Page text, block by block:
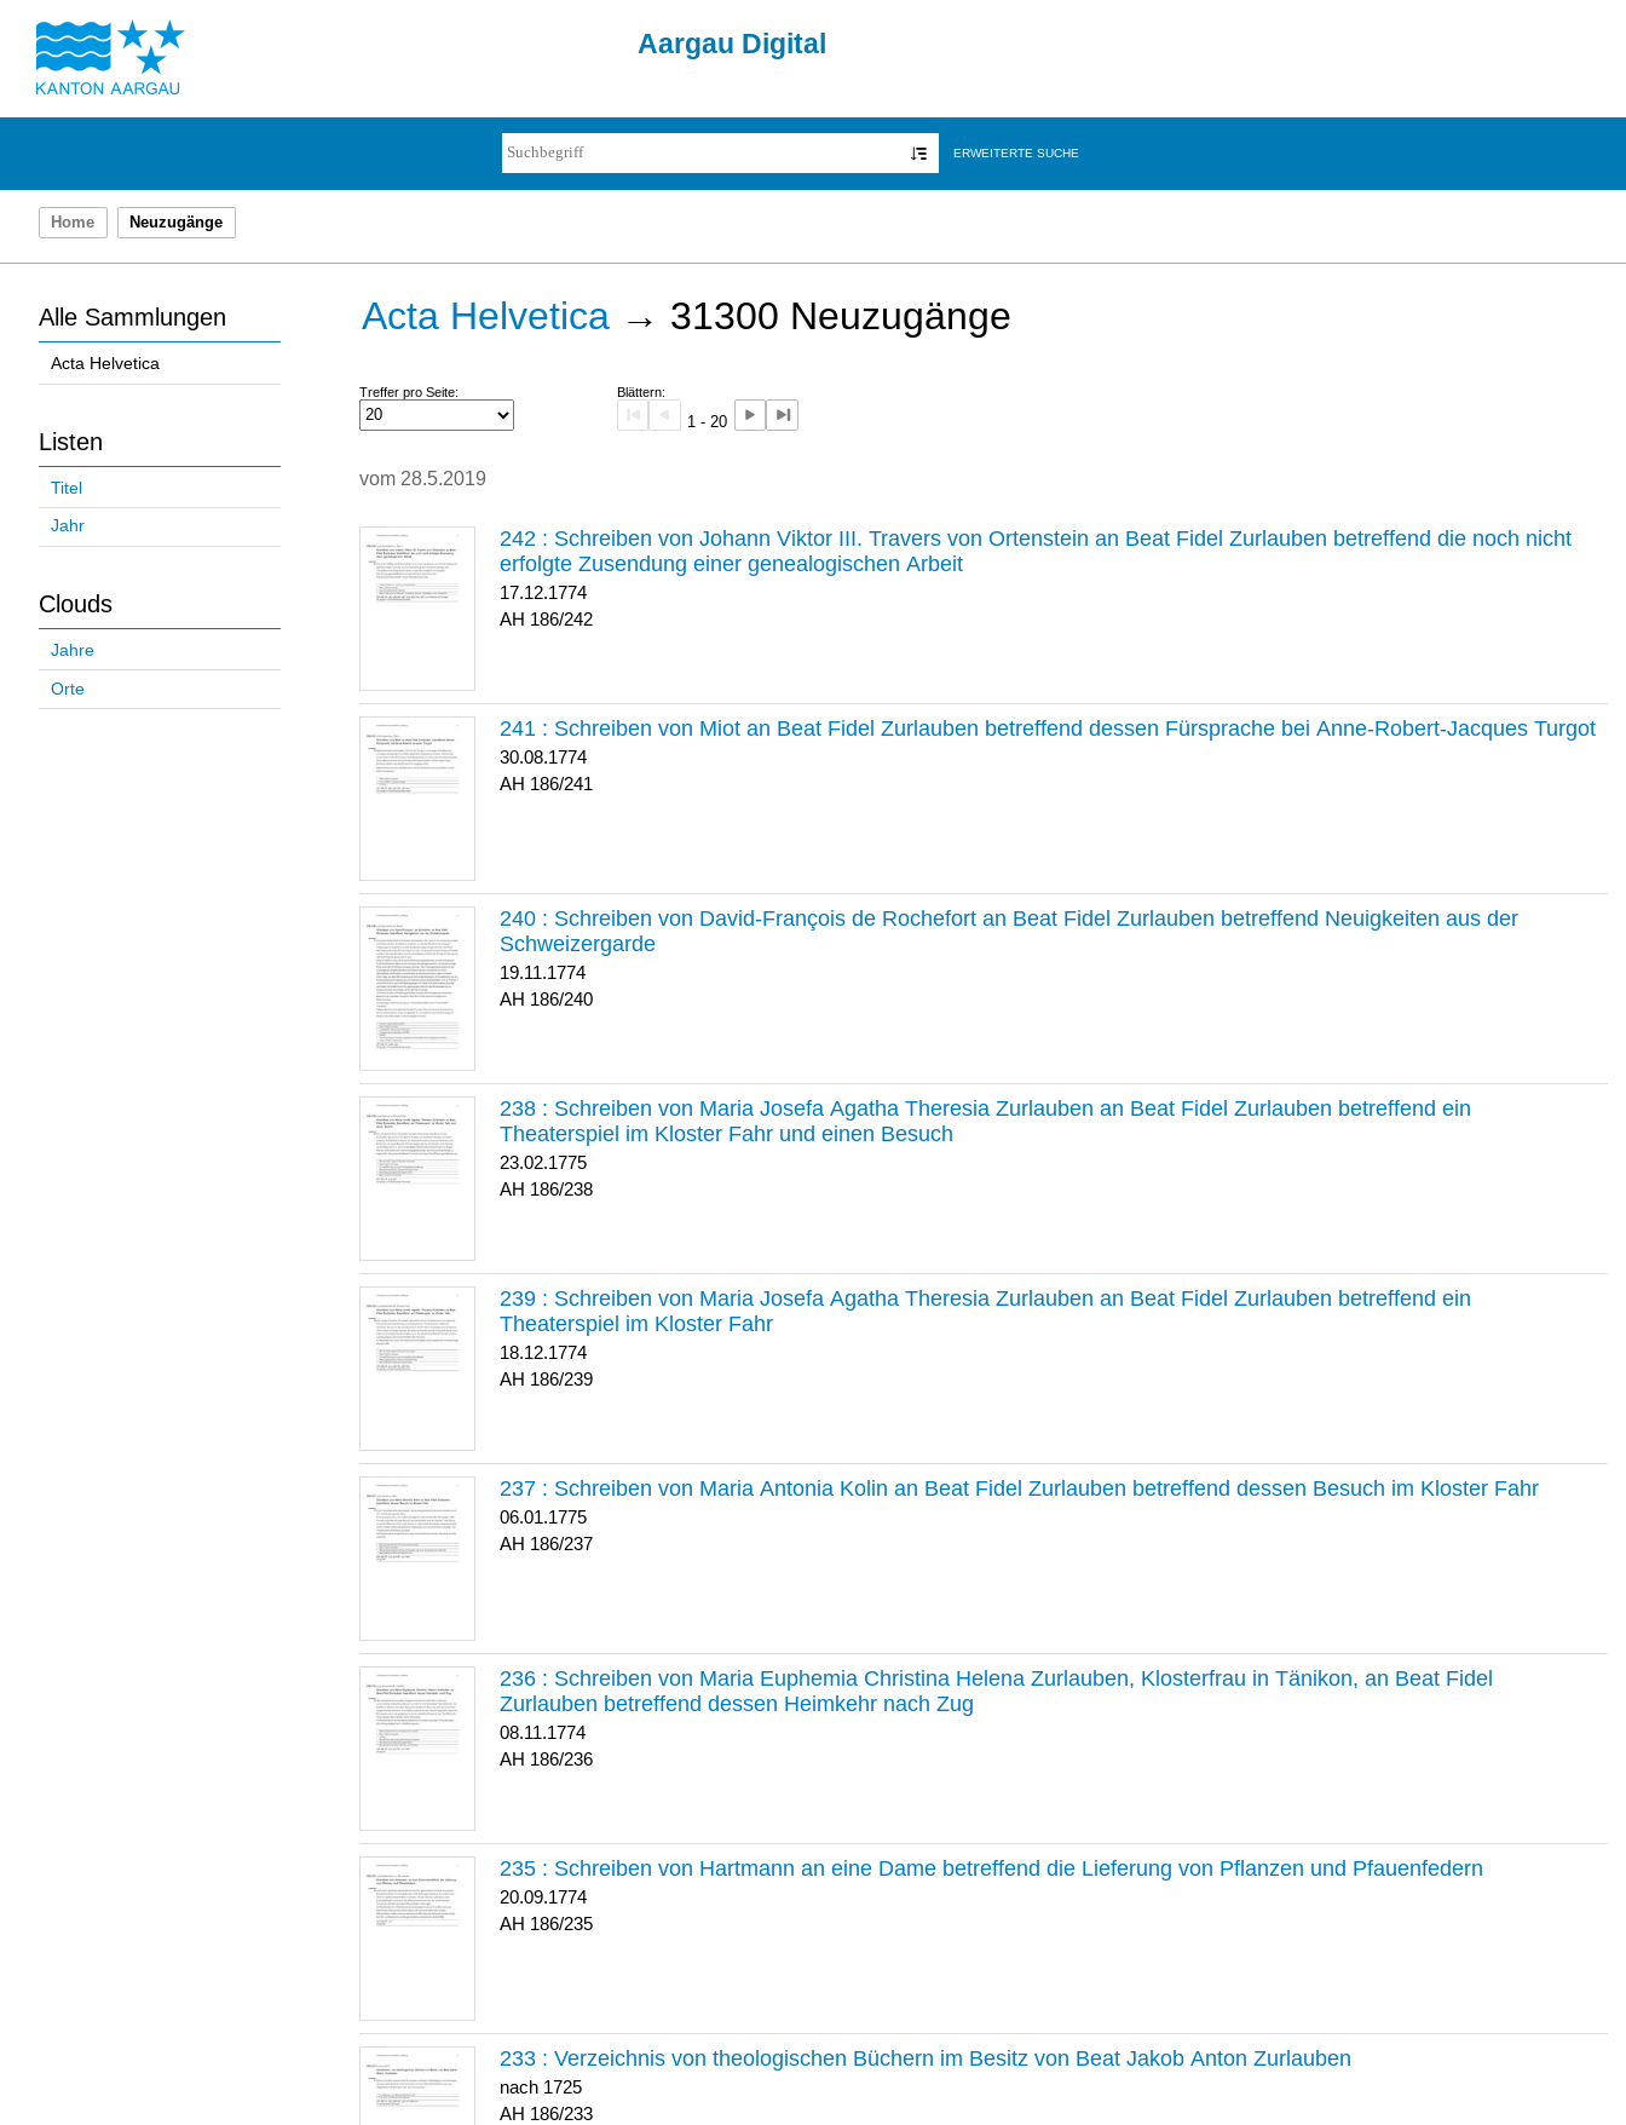
Aargau Digital
ERWEITERTE SUCHE
Home Neuzugänge
Alle Sammlungen
Acta Helvetica
Listen
Titel
Jahr
Clouds
Jahre
Orte
Acta Helvetica → 31300 Neuzugänge
Treffer pro Seite: Blättern:
1 - 20
vom 28.5.2019
242 : Schreiben von Johann Viktor III. Travers von Ortenstein an Beat Fidel Zurlauben betreffend die noch nicht
erfolgte Zusendung einer genealogischen Arbeit
17.12.1774
186/242
241 : Schreiben von Miot an Beat Fidel Zurlauben betreffend dessen Fürsprache bei Anne-Robert-Jacques Turgot
30.08.1774
186/241
240 : Schreiben von David-François de Rochefort an Beat Fidel Zurlauben betreffend Neuigkeiten aus der
Schweizergarde
19.11.1774
186/240
238 : Schreiben von Maria Josefa Agatha Theresia Zurlauben an Beat Fidel Zurlauben betreffend ein
Theaterspiel im Kloster Fahr und einen Besuch
23.02.1775
186/238
239 : Schreiben von Maria Josefa Agatha Theresia Zurlauben an Beat Fidel Zurlauben betreffend ein
Theaterspiel im Kloster Fahr
18.12.1774
186/239
237 : Schreiben von Maria Antonia Kolin an Beat Fidel Zurlauben betreffend dessen Besuch im Kloster Fahr
06.01.1775
186/237
236 : Schreiben von Maria Euphemia Christina Helena Zurlauben, Klosterfrau in Tänikon, an Beat Fidel
Zurlauben betreffend dessen Heimkehr nach Zug
08.11.1774
186/236
235 : Schreiben von Hartmann an eine Dame betreffend die Lieferung von Pflanzen und Pfauenfedern
20.09.1774
186/235
233 : Verzeichnis von theologischen Büchern im Besitz von Beat Jakob Anton Zurlauben
nach 1725
186/233